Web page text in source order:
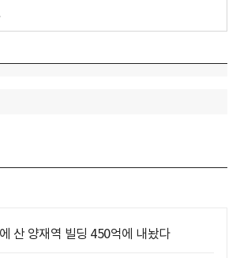
산 양재역 빌딩 450억에 내놨다